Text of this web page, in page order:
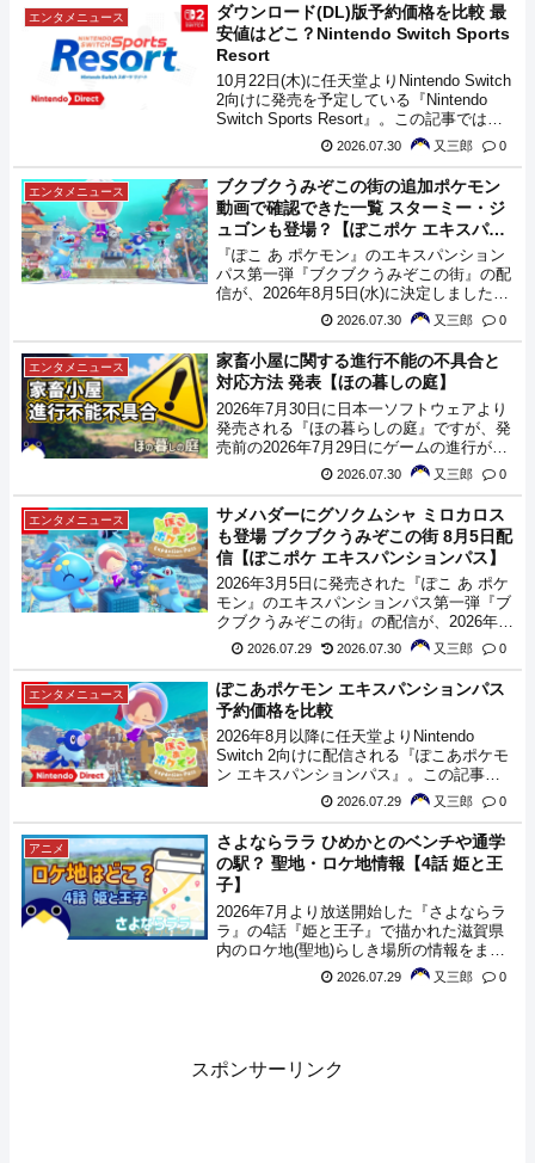
エンタメニュース
ダウンロード(DL)版予約価格を比較 最
安値はどこ？Nintendo Switch Sports
Resort
10月22日(木)に任天堂よりNintendo Switch
2向けに発売を予定している『Nintendo
Switch Sports Resort』。この記事では、
各サイトの予約によるダウンロード版(DL
版)の価格を比較、最安値を調査してみま
したので、購入の参考にどうぞ。
2026.07.30 又三郎 0
エンタメニュース
ブクブクうみぞこの街の追加ポケモン
動画で確認できた一覧 スターミー・ジ
ュゴンも登場？【ぽこポケ エキスパン
ションパス】
『ぽこ あ ポケモン』のエキスパンション
パス第一弾『ブクブクうみぞこの街』の配
信が、2026年8月5日(水)に決定しました。
動画中にはブクブクうみぞこの街で登場す
る新たなポケモン達が多数を見ているの
で、動画中に登場したポケモンの一覧と、
その進化系や、動画に登場した要素から登
場するかもしれないポケモンの情報をまと
めます。
2026.07.30 又三郎 0
エンタメニュース
家畜小屋に関する進行不能の不具合と
対応方法 発表【ほの暮しの庭】
2026年7月30日に日本一ソフトウェアより
発売される『ほの暮らしの庭』ですが、発
売前の2026年7月29日にゲームの進行が不
可能になる不具合が発表されました。
2026.07.30 又三郎 0
エンタメニュース
サメハダーにグソクムシャ ミロカロス
も登場 ブクブクうみぞこの街 8月5日配
信【ぽこポケ エキスパンションパス】
2026年3月5日に発売された『ぽこ あ ポケ
モン』のエキスパンションパス第一弾『ブ
クブクうみぞこの街』の配信が、2026年8
月5日(水)に決定しました。
2026.07.29 2026.07.30 又三郎 0
エンタメニュース
ぽこあポケモン エキスパンションパス
予約価格を比較
2026年8月以降に任天堂よりNintendo
Switch 2向けに配信される『ぽこあポケモ
ン エキスパンションパス』。この記事で
は、各サイトの予約時点の価格を比較、最
安値を調査してみましたので、購入の参考
にどうぞ。
2026.07.29 又三郎 0
アニメ
さよならララ ひめかとのベンチや通学
の駅？ 聖地・ロケ地情報【4話 姫と王
子】
2026年7月より放送開始した『さよならラ
ラ』の4話『姫と王子』で描かれた滋賀県
内のロケ地(聖地)らしき場所の情報をまと
めてみました。
2026.07.29 又三郎 0
スポンサーリンク